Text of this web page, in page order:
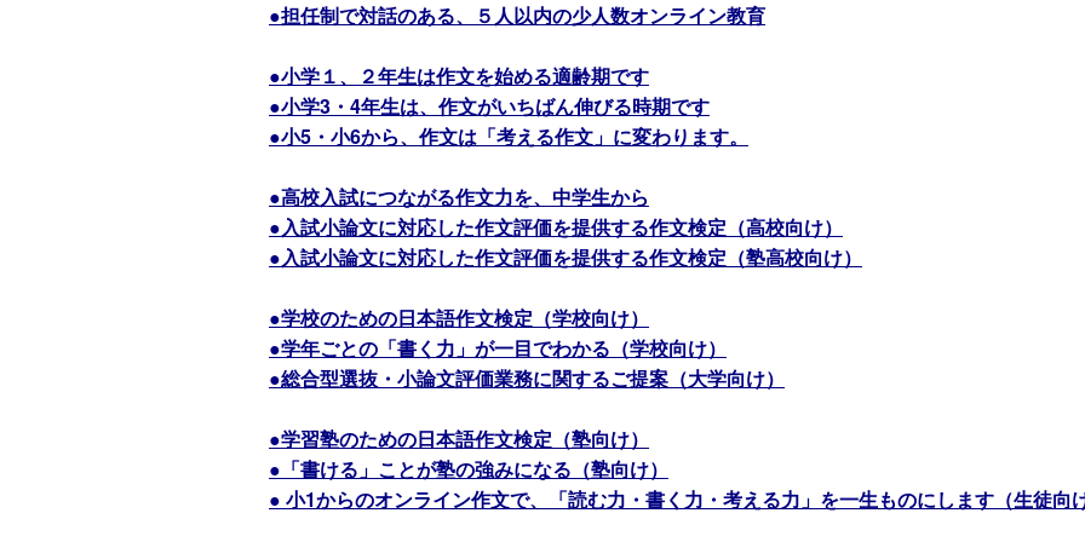
●担任制で対話のある、５人以内の少人数オンライン教育
●小学１、２年生は作文を始める適齢期です
●小学3・4年生は、作文がいちばん伸びる時期です
●小5・小6から、作文は「考える作文」に変わります。
●高校入試につながる作文力を、中学生から
●入試小論文に対応した作文評価を提供する作文検定（高校向け）
●入試小論文に対応した作文評価を提供する作文検定（塾高校向け）
●学校のための日本語作文検定（学校向け）
●学年ごとの「書く力」が一目でわかる（学校向け）
●総合型選抜・小論文評価業務に関するご提案（大学向け）
●学習塾のための日本語作文検定（塾向け）
●「書ける」ことが塾の強みになる（塾向け）
● 小1からのオンライン作文で、「読む力・書く力・考える力」を一生ものにします（生徒向